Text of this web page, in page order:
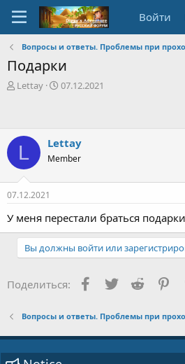
Войти
Вопросы и ответы. Проблемы при
Подарки
А
р
т
е
м
ы
Lettay
Д
о
з
а
я
07.12.2021
L Lettay
Member
07.12.2021
У меня перестали браться
Вы должны войти или
Поделиться: Facebook
Twitter Reddit
Вопросы и ответы. Проблемы при